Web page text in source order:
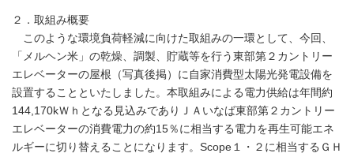
２．取組み概要
このような環境負荷軽減に向けた取組みの一環として、今回、
「メルヘン米」の乾燥、調製、貯蔵等を行う東部第２カントリー
エレベーターの屋根（写真後掲）に自家消費型太陽光発電設備を
設置することといたしました。本取組みによる電力供給は年間約
144,170kＷｈとなる見込みでありＪＡいなば東部第２カントリー
エレベーターの消費電力の約15％に相当する電力を再生可能エネ
ルギーに切り替えることになります。Scope１・２に相当するＧＨ